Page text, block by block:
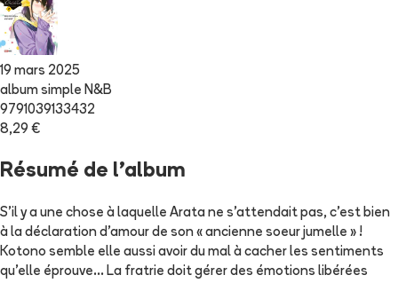
19 mars 2025
album simple N&B
9791039133432
8,29 €
Résumé de l'album
S'il y a une chose à laquelle Arata ne s'attendait pas, c'est bien
à la déclaration d'amour de son « ancienne soeur jumelle » !
Kotono semble elle aussi avoir du mal à cacher les sentiments
qu'elle éprouve... La fratrie doit gérer des émotions libérées